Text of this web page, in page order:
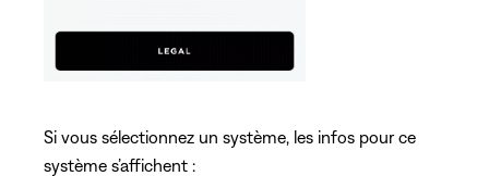
Si vous sélectionnez un système, les infos pour ce
système s’affichent :